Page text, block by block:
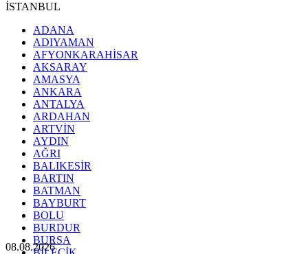
İSTANBUL
ADANA
ADIYAMAN
AFYONKARAHİSAR
AKSARAY
AMASYA
ANKARA
ANTALYA
ARDAHAN
ARTVİN
AYDIN
AĞRI
BALIKESİR
BARTIN
BATMAN
BAYBURT
BOLU
BURDUR
BURSA
08.08.2026